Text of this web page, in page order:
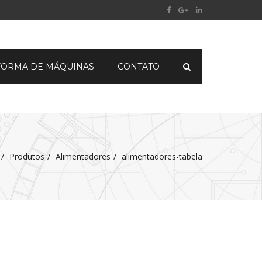
DE MÁQUINAS CONTATO
Produtos Alimentadores alimentadores-tabela